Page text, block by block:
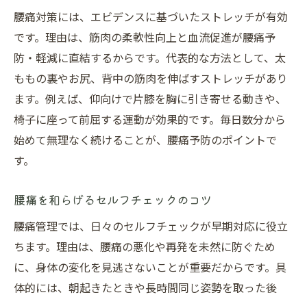
腰痛対策には、エビデンスに基づいたストレッチが有効
です。理由は、筋肉の柔軟性向上と血流促進が腰痛予
防・軽減に直結するからです。代表的な方法として、太
ももの裏やお尻、背中の筋肉を伸ばすストレッチがあり
ます。例えば、仰向けで片膝を胸に引き寄せる動きや、
椅子に座って前屈する運動が効果的です。毎日数分から
始めて無理なく続けることが、腰痛予防のポイントで
す。
腰痛を和らげるセルフチェックのコツ
腰痛管理では、日々のセルフチェックが早期対応に役立
ちます。理由は、腰痛の悪化や再発を未然に防ぐため
に、身体の変化を見逃さないことが重要だからです。具
体的には、朝起きたときや長時間同じ姿勢を取った後